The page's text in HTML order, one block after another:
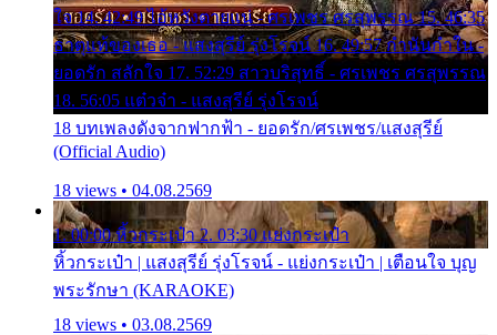
ใจ 14. 42:49 ไอ้หวังตายแน่ - ศรเพชร ศรสุพรรณ 15. 46:35
ธาตุแท้ของเธอ - แสงสุรีย์ รุ่งโรจน์ 16. 49:57 กำนันกำใน -
ยอดรัก สลักใจ 17. 52:29 สาวบริสุทธิ์ - ศรเพชร ศรสุพรรณ
18. 56:05 แต๋วจ๋า - แสงสุรีย์ รุ่งโรจน์
18 บทเพลงดังจากฟากฟ้า - ยอดรัก/ศรเพชร/แสงสุรีย์
(Official Audio)
18 views • 04.08.2569
1. 00:00 หิ้วกระเป๋า 2. 03:30 แย่งกระเป๋า
หิ้วกระเป๋า | แสงสุรีย์ รุ่งโรจน์ - แย่งกระเป๋า | เตือนใจ บุญ
พระรักษา (KARAOKE)
18 views • 03.08.2569